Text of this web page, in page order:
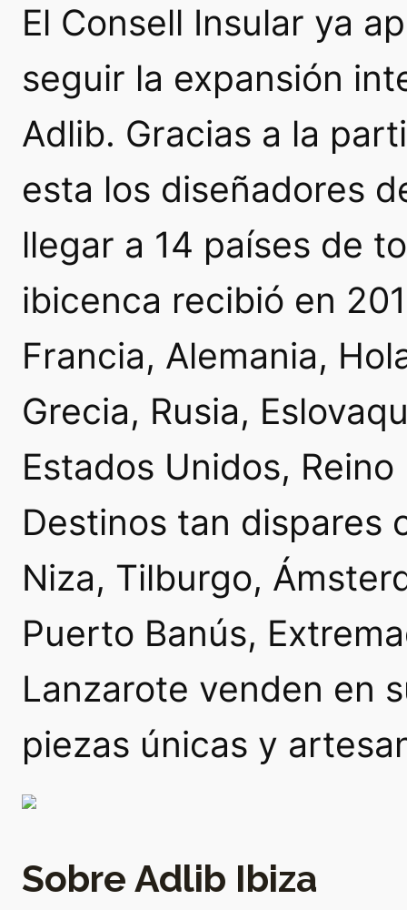
El Consell Insular ya
seguir la expansión
Adlib. Gracias a la
esta los diseñadores
llegar a 14 países de
ibicenca recibió en
Francia, Alemania,
Grecia, Rusia,
Estados Unidos,
Destinos tan dispares
Niza, Tilburgo,
Puerto Banús,
Lanzarote venden en
piezas únicas y
Sobre Adlib Ibiza